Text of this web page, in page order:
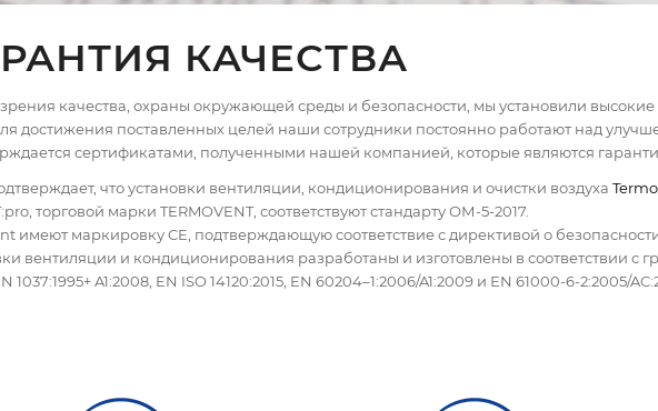
КАЧЕСТВА
качества, охраны окружающей среды и безопасности, мы установили высокие
достижения поставленных целей наши сотрудники постоянно работают над
сертификатами, полученными нашей компанией, которые являются
что установки вентиляции, кондиционирования и очистки воздуха
торговой марки TERMOVENT, соответствуют стандарту ОМ-5-2017.
имеют маркировку CE, подтверждающую соответствие с директивой о
вентиляции и кондиционирования разработаны и изготовлены в соответствии с
1037:1995+ A1:2008, EN ISO 14120:2015, EN 60204–1:2006/A1:2009 и EN 61000-6-2:2005/